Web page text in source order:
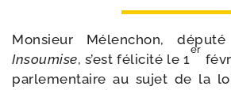
Monsieur Mélenchon,
Insoumise, s’est féli­ci­té le 1
er
par­le­men­taire au sujet de la